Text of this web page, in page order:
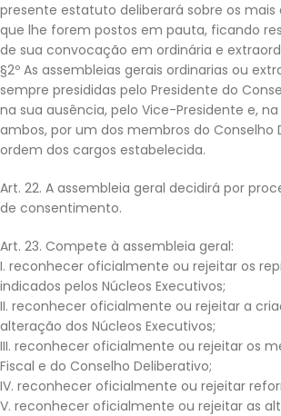
presente estatuto deliberará sobre os mais
que lhe forem postos em pauta, ficando
de sua convocação em ordinária e
§2º As assembleias gerais ordinarias ou
sempre presididas pelo Presidente do
na sua ausência, pelo Vice-Presidente e,
ambos, por um dos membros do Conselho
ordem dos cargos estabelecida.
Art. 22. A assembleia geral decidirá por
de consentimento.
Art. 23. Compete à assembleia geral:
I. reconhecer oficialmente ou rejeitar os
indicados pelos Núcleos Executivos;
II. reconhecer oficialmente ou rejeitar a
alteração dos Núcleos Executivos;
III. reconhecer oficialmente ou rejeitar os
Fiscal e do Conselho Deliberativo;
IV. reconhecer oficialmente ou rejeitar
V. reconhecer oficialmente ou rejeitar as